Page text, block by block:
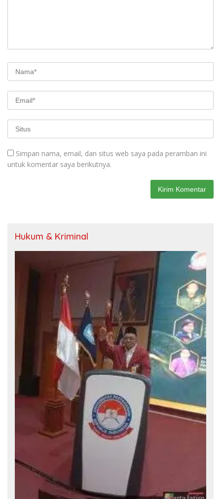
Simpan nama, email, dan situs web saya pada peramban ini
untuk komentar saya berikutnya.
Hukum & Kriminal